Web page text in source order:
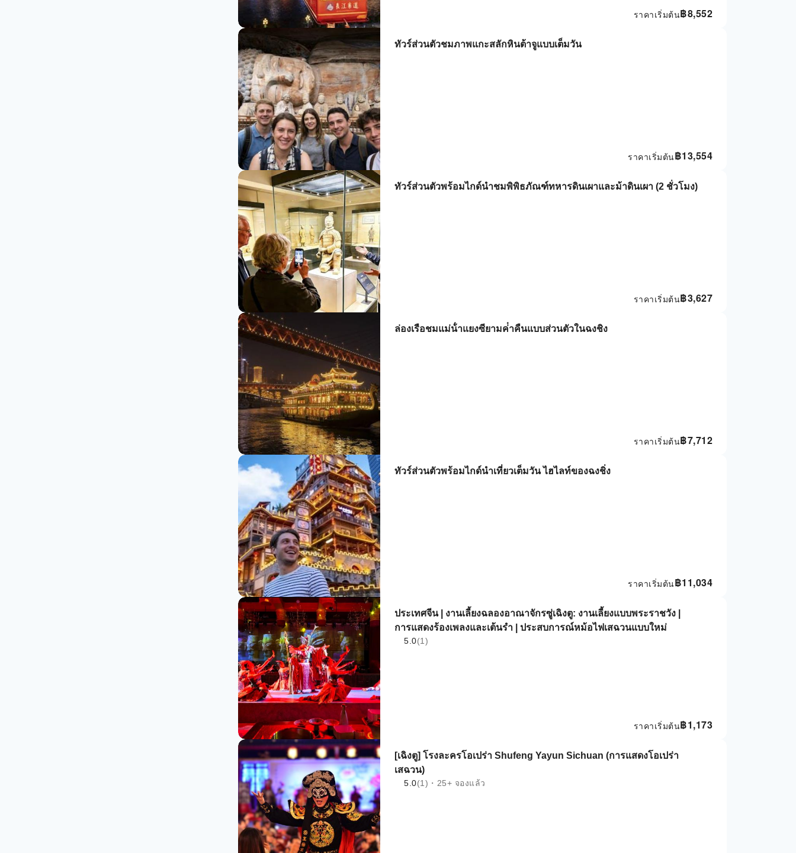
฿8,552
ราคาเริ่มต้น
ทัวร์ส่วนตัวชมภาพแกะสลักหินต้าจูแบบเต็มวัน
฿13,554
ราคาเริ่มต้น
ทัวร์ส่วนตัวพร้อมไกด์นําชมพิพิธภัณฑ์ทหารดินเผาและม้าดินเผา (2 ชั่วโมง)
฿3,627
ราคาเริ่มต้น
ล่องเรือชมแม่น้ําแยงซียามค่ําคืนแบบส่วนตัวในฉงชิง
฿7,712
ราคาเริ่มต้น
ทัวร์ส่วนตัวพร้อมไกด์นําเที่ยวเต็มวัน ไฮไลท์ของฉงชิ่ง
฿11,034
ราคาเริ่มต้น
ประเทศจีน | งานเลี้ยงฉลองอาณาจักรซู่เฉิงตู: งานเลี้ยงแบบพระราชวัง |
การแสดงร้องเพลงและเต้นรํา | ประสบการณ์หม้อไฟเสฉวนแบบใหม่
5.0(1)
฿1,173
ราคาเริ่มต้น
[เฉิงตู] โรงละครโอเปร่า Shufeng Yayun Sichuan (การแสดงโอเปร่า
เสฉวน)
5.0(1)・25+ จองแล้ว